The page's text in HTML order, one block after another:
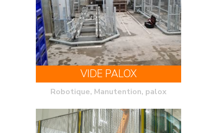
VIDE PALOX
Robotique, Manutention, palox